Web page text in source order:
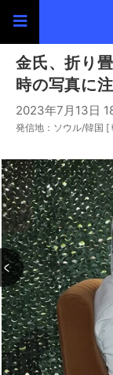
金氏、折り
時の写真に
2023年7月13日
発信地：ソウル/韓国 [